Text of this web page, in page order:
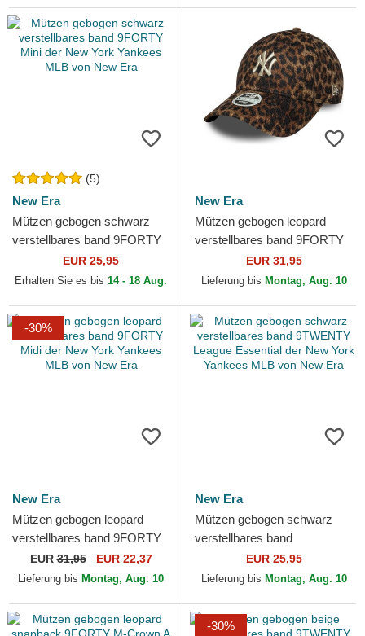
(5)
New Era
Mützen gebogen schwarz
verstellbares band 9FORTY
Mini der New York Yankees
MLB von New Era
EUR 25,95
Erhalten Sie es bis 14 - 18 Aug.
New Era
Mützen gebogen leopard
verstellbares band 9FORTY
Leopard Cosy der New York
Yankees MLB von New Era
EUR 31,95
Lieferung bis Montag, Aug. 10
-30%
New Era
Mützen gebogen leopard
verstellbares band 9FORTY
Midi der New York Yankees
MLB von New Era
EUR31,95 EUR 22,37
Lieferung bis Montag, Aug. 10
New Era
Mützen gebogen schwarz
verstellbares band
9TWENTY League Essential
der New York Yankees MLB
EUR 25,95
Lieferung bis Montag, Aug. 10
-30%